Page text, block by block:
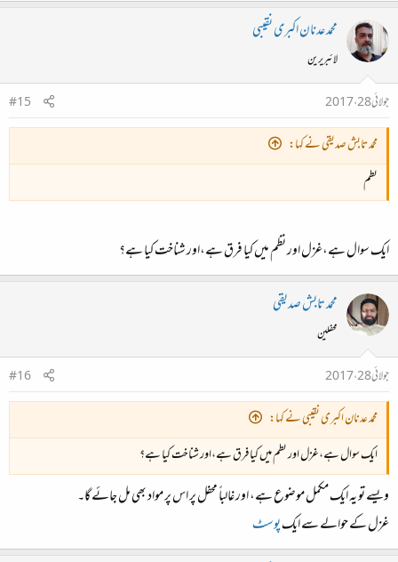
محمد عدنان اکبری نقیبی
لائبریرین
جولائی 28، 2017
#15
محمد تابش صدیقی نے کہا:
نظم
ایک سوال ہے،غزل اور نظم میں کیا فرق ہے،اور شناخت کیا ہے؟
محمد تابش صدیقی
محفلین
جولائی 28، 2017
#16
محمد عدنان اکبری نقیبی نے کہا:
ایک سوال ہے،غزل اور نظم میں کیا فرق ہے،اور شناخت کیا ہے؟
ویسے تو یہ ایک مکمل موضوع ہے، اور غالباً محفل پر اس پر مواد بھی مل جائے گا۔
غزل کے حوالے سے ایکپوسٹ